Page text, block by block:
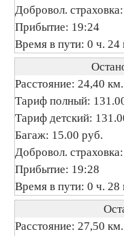
Добровол.
Прибытие: 19:24
Время в пути: 0 ч. 24
Расстояние: 24,40 км.
Тариф полный:
Тариф детский:
Багаж: 15.00 руб.
Добровол.
Прибытие: 19:28
Время в пути: 0 ч. 28
Расстояние: 27,50 км.